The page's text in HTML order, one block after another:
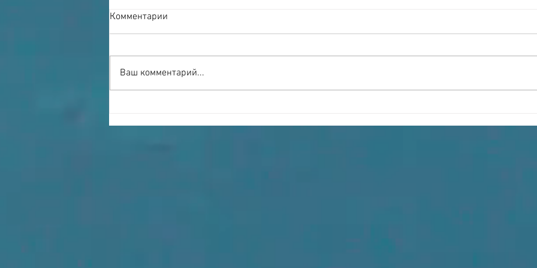
Комментарии
Ваш комментарий...